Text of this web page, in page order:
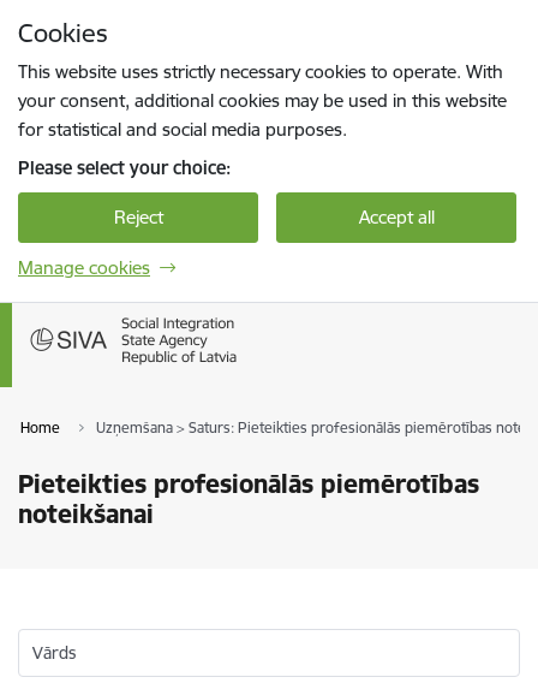
Cookies
This website uses strictly necessary cookies to operate. With
your consent, additional cookies may be used in this website
for statistical and social media purposes.
Please select your choice:
Reject Accept all
Manage cookies
Home Uzņemšana > Saturs: Pieteikties profesionālās piemērotības
Pieteikties profesionālās piemērotības
noteikšanai
Vārds